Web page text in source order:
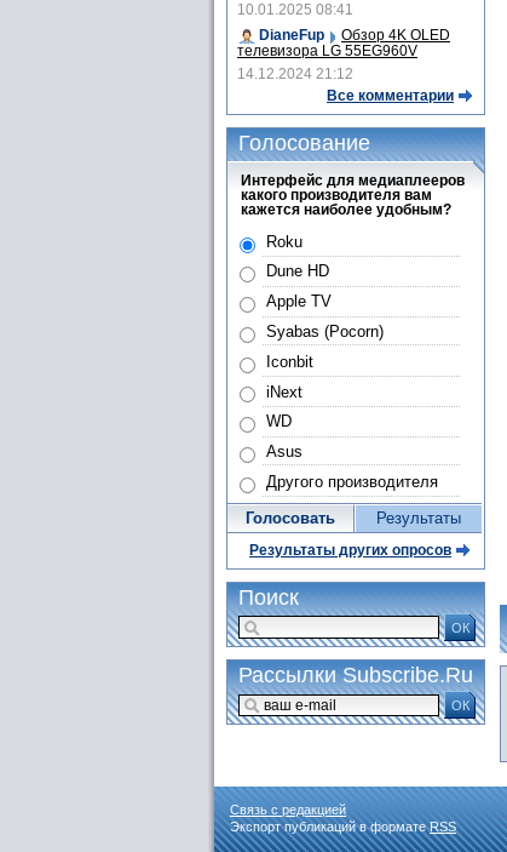
10.01.2025 08:41
DianeFup
Обзор 4K OLED
телевизора LG 55EG960V
14.12.2024 21:12
Все комментарии
Голосование
Интерфейс для медиаплееров
какого производителя вам
кажется наиболее удобным?
Roku
Dune HD
Apple TV
Syabas (Pocorn)
Iconbit
iNext
WD
Asus
Другого производителя
Голосовать Результаты
Результаты других опросов
Поиск
ОК
Рассылки Subscribe.Ru
ОК
Связь с редакцией
Экспорт публикаций в форматеRSS